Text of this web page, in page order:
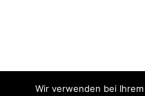
Wir verwenden bei